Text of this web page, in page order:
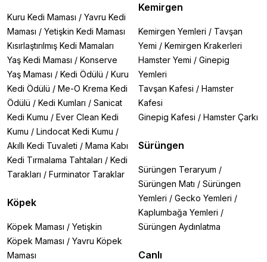
Kuru Kedi Maması / Yavru Kedi
Maması / Yetişkin Kedi Maması
Kısırlaştırılmış Kedi Mamaları
Yaş Kedi Maması / Konserve
Yaş Maması / Kedi Ödülü / Kuru
Kedi Ödülü / Me-O Krema Kedi
Ödülü / Kedi Kumları / Sanicat
Kedi Kumu / Ever Clean Kedi
Kumu / Lindocat Kedi Kumu /
Akıllı Kedi Tuvaleti / Mama Kabı
Kedi Tırmalama Tahtaları / Kedi
Tarakları / Furminator Taraklar
Köpek
Köpek Maması / Yetişkin
Köpek Maması / Yavru Köpek
Maması
Kemirgen
Kemirgen Yemleri / Tavşan
Yemi / Kemirgen Krakerleri
Hamster Yemi / Ginepig
Yemleri
Tavşan Kafesi / Hamster
Kafesi
Ginepig Kafesi / Hamster Çarkı
Sürüngen
Sürüngen Teraryum /
Sürüngen Matı / Sürüngen
Yemleri / Gecko Yemleri /
Kaplumbağa Yemleri /
Sürüngen Aydınlatma
Canlı